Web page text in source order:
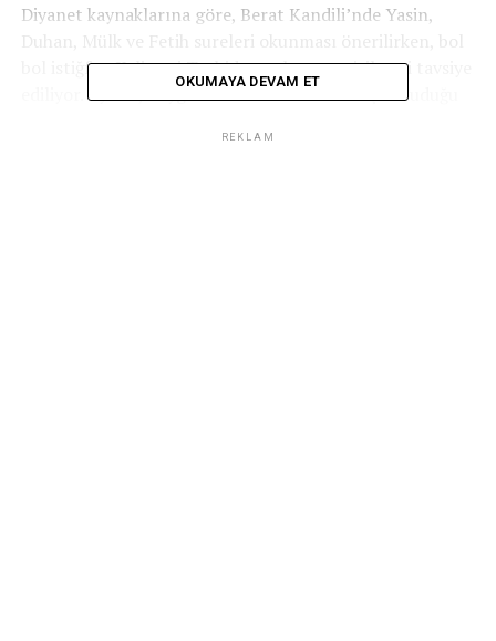
Diyanet kaynaklarına göre, Berat Kandili’nde Yasin,
bol istiğfar, Kelime-i Tevhid ve salavat getirilmesi tavsiye
ediliyor. Ayrıca, Peygamber Efendimiz’in sıkça okuduğu
OKUMAYA DEVAM ET
REKLAM